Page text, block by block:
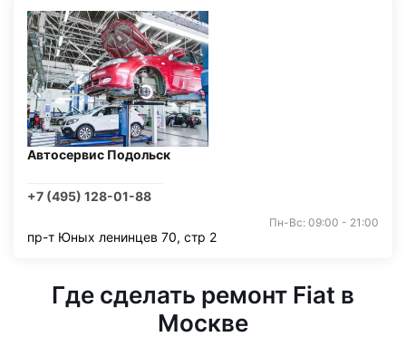
Автосервис Подольск
+7 (495) 128-01-88
Пн-Вс: 09:00 - 21:00
пр-т Юных ленинцев 70, стр 2
Где сделать ремонт Fiat в
Москве